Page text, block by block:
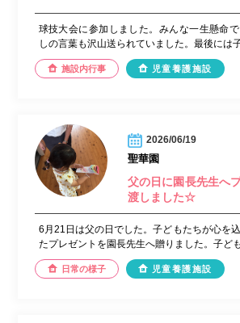
球技大会に参加しました。みんな一生懸命
しの言葉も沢山送られていました。最後には
施設内行事 児童養護施設
2026/06/19
聖華園
父の日に園長先生へ
渡しました☆
6月21日は父の日でした。子どもたちが心を
たプレゼントを園長先生へ贈りました。子ども
日常の様子 児童養護施設